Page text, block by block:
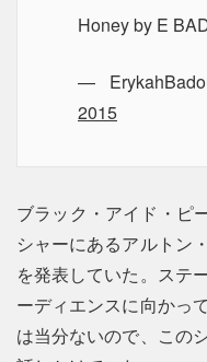
Honey by E
—
2015
ブラック・アイド・ピ
シャーにあるアルトン
を発表していた。ステ
ーディエンスに向かっ
は当分ないので、この